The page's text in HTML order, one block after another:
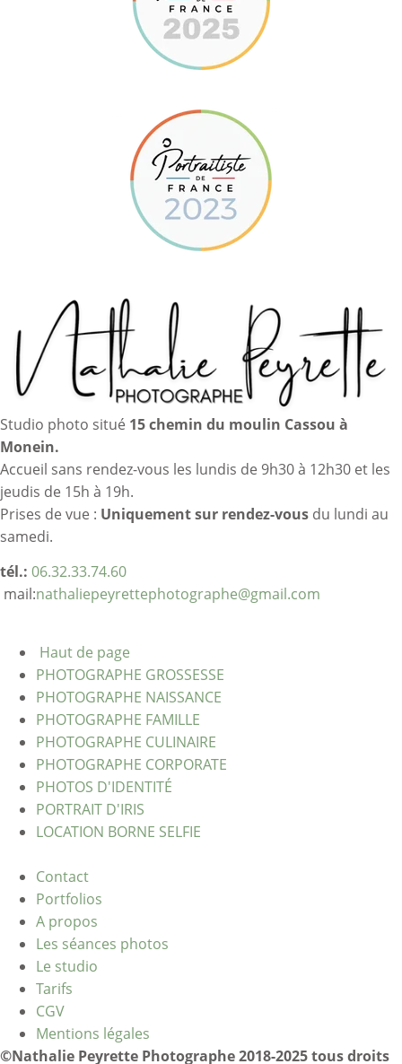
Studio photo situé 15 chemin du moulin Cassou à
Monein.
Accueil sans rendez-vous les lundis de 9h30 à 12h30 et les
jeudis de 15h à 19h.
Prises de vue : Uniquement sur rendez-vous du lundi au
samedi.
tél.: 06.32.33.74.60
mail:nathaliepeyrettephotographe@gmail.com
Haut de page
PHOTOGRAPHE GROSSESSE
PHOTOGRAPHE NAISSANCE
PHOTOGRAPHE FAMILLE
PHOTOGRAPHE CULINAIRE
PHOTOGRAPHE CORPORATE
PHOTOS D'IDENTITÉ
PORTRAIT D'IRIS
LOCATION BORNE SELFIE
Contact
Portfolios
A propos
Les séances photos
Le studio
Tarifs
CGV
Mentions légales
©Nathalie Peyrette Photographe 2018-2025 tous droits